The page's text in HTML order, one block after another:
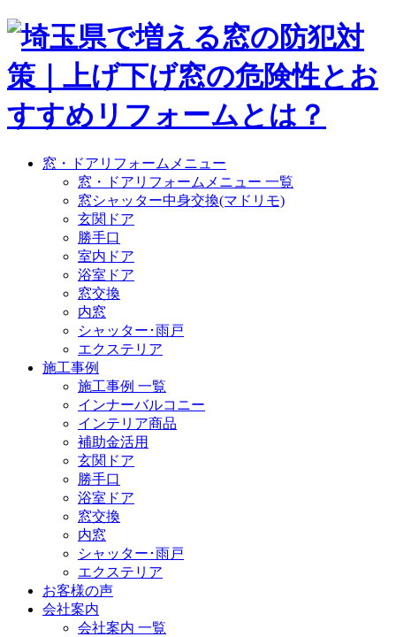
窓・ドアリフォームメニュー
窓・ドアリフォームメニュー 一覧
窓シャッター中身交換(マドリモ)
玄関ドア
勝手口
室内ドア
浴室ドア
窓交換
内窓
シャッター･雨戸
エクステリア
施工事例
施工事例 一覧
インナーバルコニー
インテリア商品
補助金活用
玄関ドア
勝手口
浴室ドア
窓交換
内窓
シャッター･雨戸
エクステリア
お客様の声
会社案内
会社案内 一覧